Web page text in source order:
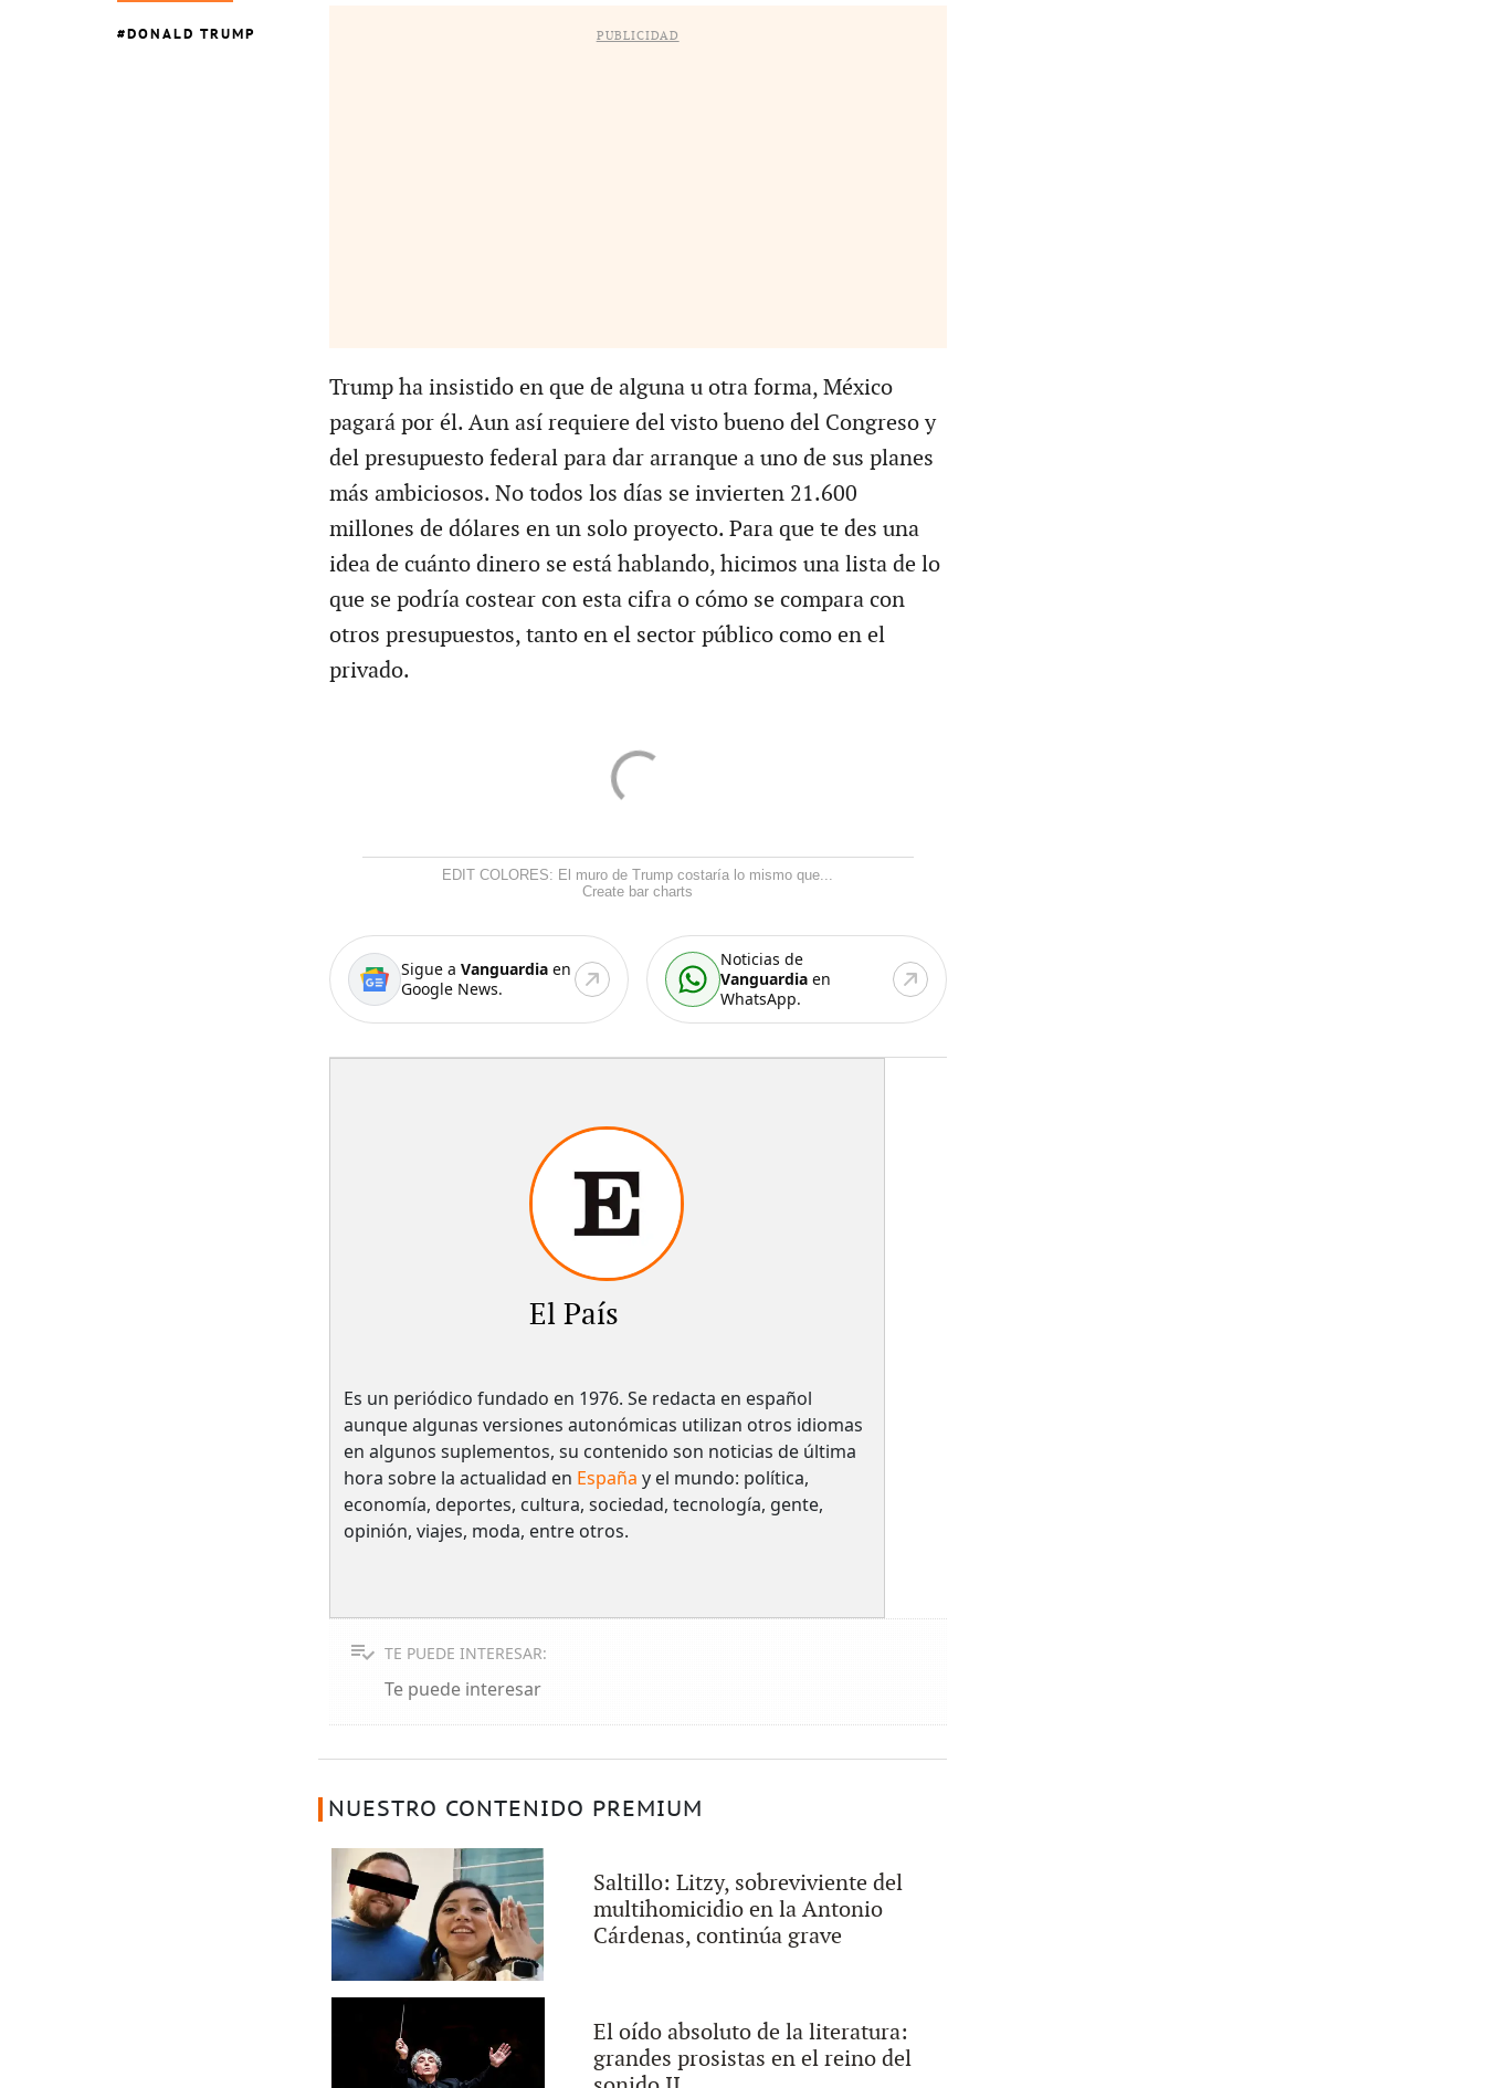
DONALD TRUMP PUBLICIDAD
Trump ha insistido en que de alguna u otra forma, México
pagará por él. Aun así requiere del visto bueno del Congreso y
del presupuesto federal para dar arranque a uno de sus planes
más ambiciosos. No todos los días se invierten 21.600
millones de dólares en un solo proyecto. Para que te des una
idea de cuánto dinero se está hablando, hicimos una lista de lo
que se podría costear con esta cifra o cómo se compara con
otros presupuestos, tanto en el sector público como en el
privado.
EDIT COLORES: El muro de Trump costaría lo mismo que...
Create bar charts
Sigue a Vanguardiaen
Google News.
Noticias de
Vanguardia en
WhatsApp.
El País
Es un periódico fundado en 1976. Se redacta en español
aunque algunas versiones autonómicas utilizan otros idiomas
en algunos suplementos, su contenido son noticias de última
hora sobre la actualidad en España y el mundo: política,
economía, deportes, cultura, sociedad, tecnología, gente,
opinión, viajes, moda, entre otros.
TE PUEDE INTERESAR:
Te puede interesar
NUESTRO CONTENIDO PREMIUM
Saltillo: Litzy, sobreviviente del
multihomicidio en la Antonio
Cárdenas, continúa grave
El oído absoluto de la literatura:
grandes prosistas en el reino del